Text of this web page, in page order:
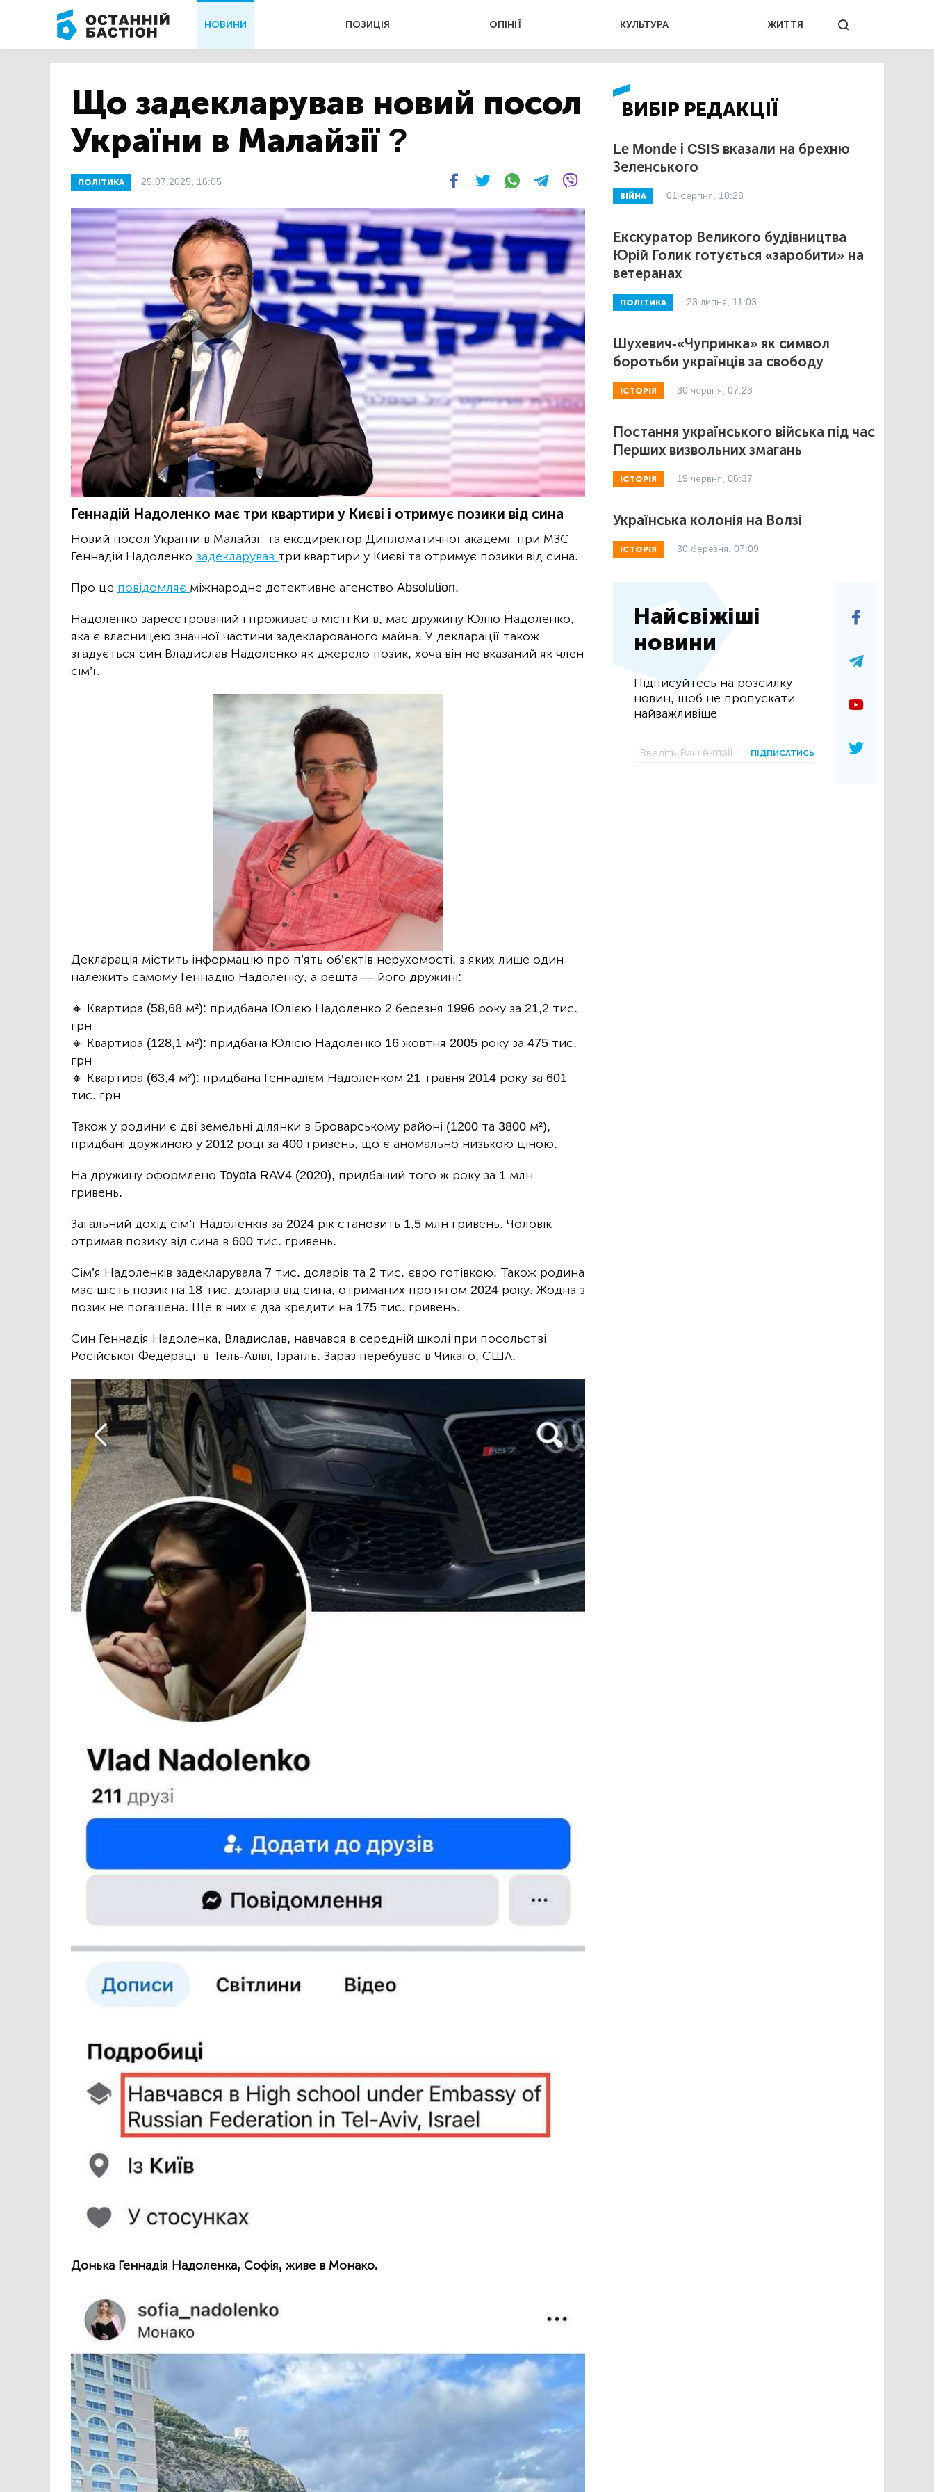
НОВИНИ ПОЗИЦІЯ ОПІНІЇ КУЛЬТУРА ЖИТТЯ
Що задекларував новий посол
України в Малайзії ?
ПОЛІТИКА 25.07.2025, 16:05
Геннадій Надоленко має три квартири у Києві і отримує позики від сина
Новий посол України в Малайзії та ексдиректор Дипломатичної академії при МЗС
Геннадій Надоленко задекларував три квартири у Києві та отримує позики від сина.
Про це повідомляє міжнародне детективне агенство Absolution.
Надоленко зареєстрований і проживає в місті Київ, має дружину Юлію Надоленко,
яка є власницею значної частини задекларованого майна. У декларації також
згадується син Владислав Надоленко як джерело позик, хоча він не вказаний як член
сім’ї.
Декларація містить інформацію про п’ять об’єктів нерухомості, з яких лише один
належить самому Геннадію Надоленку, а решта — його дружині:
🔸 Квартира (58,68 м²): придбана Юлією Надоленко 2 березня 1996 року за 21,2 тис.
грн
🔸 Квартира (128,1 м²): придбана Юлією Надоленко 16 жовтня 2005 року за 475 тис.
грн
🔸 Квартира (63,4 м²): придбана Геннадієм Надоленком 21 травня 2014 року за 601
тис. грн
Також у родини є дві земельні ділянки в Броварському районі (1200 та 3800 м²),
придбані дружиною у 2012 році за 400 гривень, що є аномально низькою ціною.
На дружину оформлено Toyota RAV4 (2020), придбаний того ж року за 1 млн
гривень.
Загальний дохід сім’ї Надоленків за 2024 рік становить 1,5 млн гривень. Чоловік
отримав позику від сина в 600 тис. гривень.
Сім’я Надоленків задекларувала 7 тис. доларів та 2 тис. євро готівкою. Також родина
має шість позик на 18 тис. доларів від сина, отриманих протягом 2024 року. Жодна з
позик не погашена. Ще в них є два кредити на 175 тис. гривень.
Син Геннадія Надоленка, Владислав, навчався в середній школі при посольстві
Російської Федерації в Тель-Авіві, Ізраїль. Зараз перебуває в Чикаго, США.
Донька Геннадія Надоленка, Софія, живе в Монако.
ВИБІР РЕДАКЦІЇ
Le Monde і CSIS вказали на брехню
Зеленського
ВІЙНА 01 серпня, 18:28
Екскуратор Великого будівництва
Юрій Голик готується «заробити» на
ветеранах
ПОЛІТИКА 23 липня, 11:03
Шухевич-«Чупринка» як символ
боротьби українців за свободу
ІСТОРІЯ 30 червня, 07:23
Постання українського війська під час
Перших визвольних змагань
ІСТОРІЯ 19 червня, 06:37
Українська колонія на Волзі
ІСТОРІЯ 30 березня, 07:09
Найсвіжіші
новини
Підписуйтесь на розсилку
новин, щоб не пропускати
найважливіше
ПІДПИСАТИСЬ